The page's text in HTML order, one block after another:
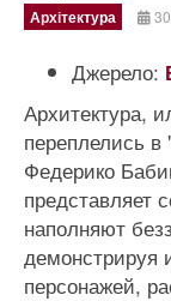
Архітектура
Джерело:
Архитектура,
переплелись
Федерико
представляет
наполняют
демонстрируя
персонажей,